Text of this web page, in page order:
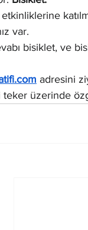
etkinliklerine
var.
bisiklet, ve
adresini
teker üzerinde